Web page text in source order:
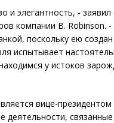
и элегантность, -
компании B.
поскольку ею
испытывает
у истоков
вице-
деятельности,